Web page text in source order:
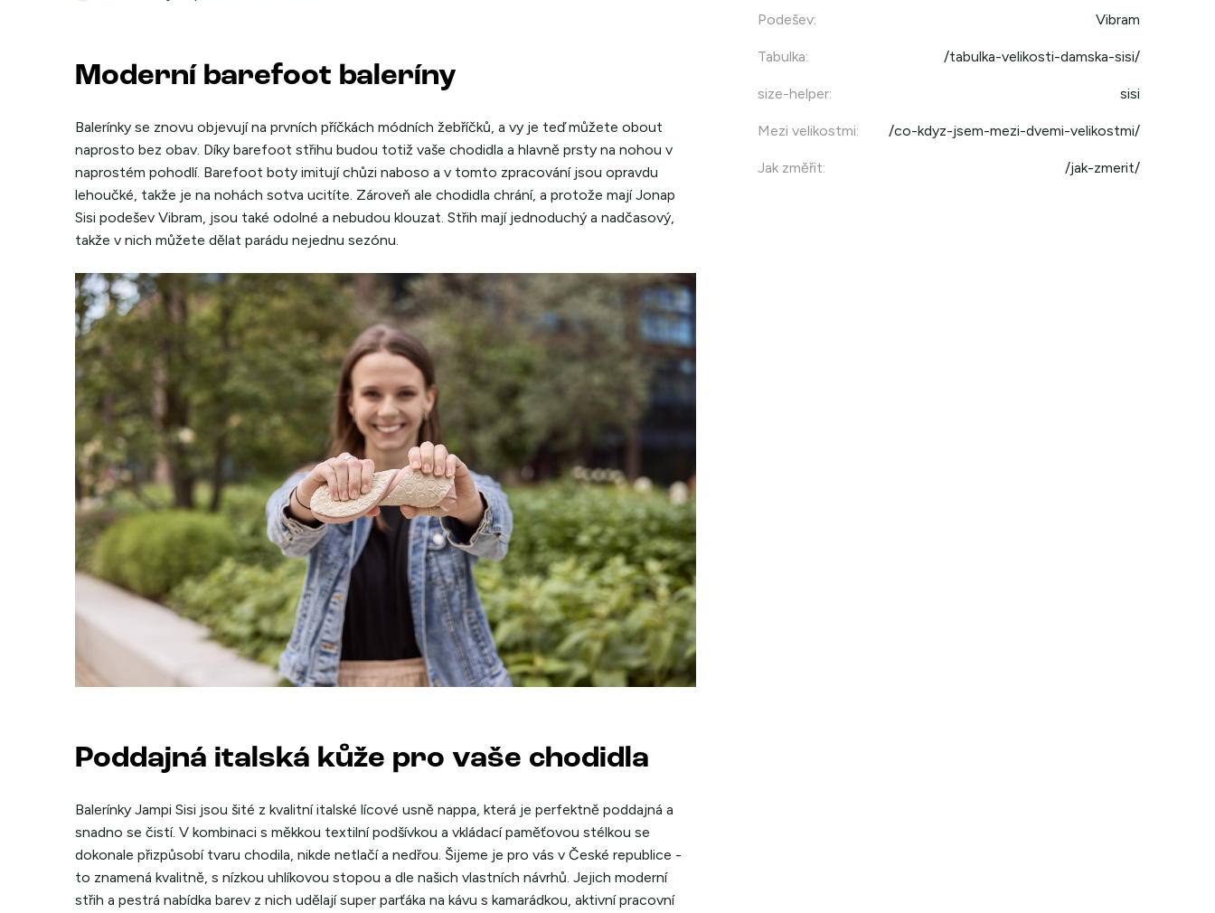
Moderní barefoot baleríny
Balerínky se znovu objevují na prvních příčkách módních žebříčků, a vy je teď můžete obout
naprosto bez obav. Díky barefoot střihu budou totiž vaše chodidla a hlavně prsty na nohou v
naprostém pohodlí. Barefoot boty imitují chůzi naboso a v tomto zpracování jsou opravdu
lehoučké, takže je na nohách sotva ucitíte. Zároveň ale chodidla chrání, a protože mají Jonap
Sisi podešev Vibram, jsou také odolné a nebudou klouzat. Střih mají jednoduchý a nadčasový,
takže v nich můžete dělat parádu nejednu sezónu.
Poddajná italská kůže pro vaše chodidla
Balerínky Jampi Sisi jsou šité z kvalitní italské lícové usně nappa, která je perfektně poddajná a
snadno se čistí. V kombinaci s měkkou textilní podšívkou a vkládací paměťovou stélkou se
dokonale přizpůsobí tvaru chodila, nikde netlačí a nedřou. Šijeme je pro vás v České republice -
to znamená kvalitně, s nízkou uhlíkovou stopou a dle našich vlastních návrhů. Jejich moderní
střih a pestrá nabídka barev z nich udělají super parťáka na kávu s kamarádkou, aktivní pracovní
Podešev: Vibram
Tabulka: /tabulka-velikosti-damska-sisi/
size-helper: sisi
Mezi velikostmi: /co-kdyz-jsem-mezi-dvemi-velikostmi/
Jak změřit: /jak-zmerit/